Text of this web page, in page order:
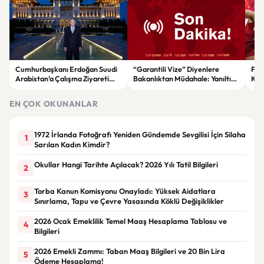
Cumhurbaşkanı Erdoğan Suudi
Arabistan’a Çalışma Ziyareti
“Garantili Vize” Diyenlere
Bakanlıktan Müdahale: Yanıltıcı
EN ÇOK OKUNANLAR
1
1972 İrlanda Fotoğrafı Yeniden Gündemde Sevgilisi İçin Silaha
Sarılan Kadın Kimdir?
2 Okullar Hangi Tarihte Açılacak? 2026 Yılı Tatil Bilgileri
3
Torba Kanun Komisyonu Onayladı: Yüksek Aidatlara
Sınırlama, Tapu ve Çevre Yasasında Köklü Değişiklikler
4
2026 Ocak Emeklilik Temel Maaş Hesaplama Tablosu ve
Bilgileri
5
2026 Emekli Zammı: Taban Maaş Bilgileri ve 20 Bin Lira
Ödeme Hesaplama!